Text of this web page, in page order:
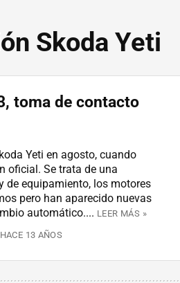
Skoda Yeti
toma de contacto
Yeti en agosto, cuando
oficial. Se trata de una
de equipamiento, los motores
pero han aparecido nuevas
automático.... LEER MÁS »
HACE 13 AÑOS